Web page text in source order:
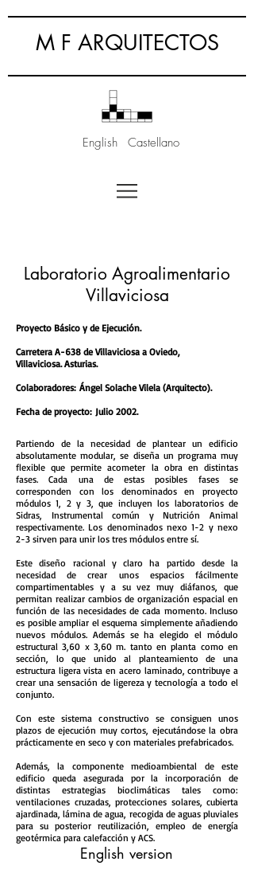
M F ARQUITECTOS
English Castellano
Laboratorio Agroalimentario
Villaviciosa
Partiendo de la necesidad de plantear un edificio
absolutamente modular, se diseña un programa muy
flexible que permite acometer la obra en distintas
fases. Cada una de estas posibles fases se
corresponden con los denominados en proyecto
módulos 1, 2 y 3, que incluyen los laboratorios de
Sidras, Instrumental común y Nutrición Animal
respectivamente. Los denominados nexo 1-2 y nexo
2-3 sirven para unir los tres módulos entre sí.
Este diseño racional y claro ha partido desde la
necesidad de crear unos espacios fácilmente
compartimentables y a su vez muy diáfanos, que
permitan realizar cambios de organización espacial en
función de las necesidades de cada momento. Incluso
es posible ampliar el esquema simplemente añadiendo
nuevos módulos. Además se ha elegido el módulo
estructural 3,60 x 3,60 m. tanto en planta como en
sección, lo que unido al planteamiento de una
estructura ligera vista en acero laminado, contribuye a
crear una sensación de ligereza y tecnología a todo el
conjunto.
Con este sistema constructivo se consiguen unos
plazos de ejecución muy cortos, ejecutándose la obra
prácticamente en seco y con materiales prefabricados.
Además, la componente medioambiental de este
edificio queda asegurada por la incorporación de
distintas estrategias bioclimáticas tales como:
ventilaciones cruzadas, protecciones solares, cubierta
ajardinada, lámina de agua, recogida de aguas pluviales
para su posterior reutilización, empleo de energía
geotérmica para calefacción y ACS.
Proyecto Básico y de Ejecución.
Carretera A-638 de Villaviciosa a Oviedo,
Villaviciosa. Asturias.
Colaboradores: Ángel Solache Vilela (Arquitecto).
Fecha de proyecto: Julio 2002.
English version